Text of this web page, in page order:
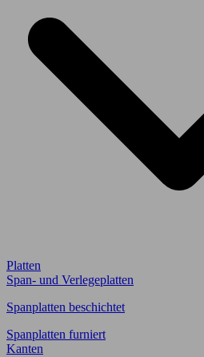
Platten
Span- und Verlegeplatten
Spanplatten beschichtet
Spanplatten furniert
Kanten